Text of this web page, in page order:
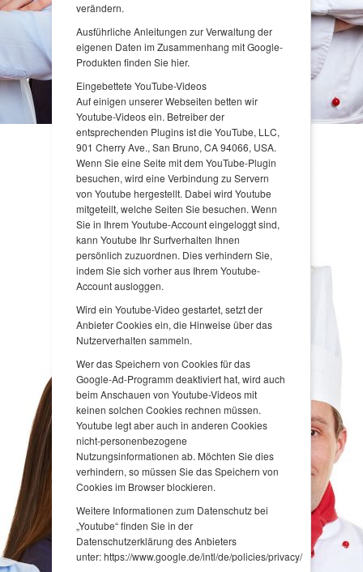
verändern.
Ausführliche Anleitungen zur Verwaltung der
eigenen Daten im Zusammenhang mit Google-
Produkten finden Sie hier.
Eingebettete YouTube-Videos
Auf einigen unserer Webseiten betten wir
Youtube-Videos ein. Betreiber der
entsprechenden Plugins ist die YouTube, LLC,
901 Cherry Ave., San Bruno, CA 94066, USA.
Wenn Sie eine Seite mit dem YouTube-Plugin
besuchen, wird eine Verbindung zu Servern
von Youtube hergestellt. Dabei wird Youtube
mitgeteilt, welche Seiten Sie besuchen. Wenn
Sie in Ihrem Youtube-Account eingeloggt sind,
kann Youtube Ihr Surfverhalten Ihnen
persönlich zuzuordnen. Dies verhindern Sie,
indem Sie sich vorher aus Ihrem Youtube-
Account ausloggen.
Wird ein Youtube-Video gestartet, setzt der
Anbieter Cookies ein, die Hinweise über das
Nutzerverhalten sammeln.
Wer das Speichern von Cookies für das
Google-Ad-Programm deaktiviert hat, wird auch
beim Anschauen von Youtube-Videos mit
keinen solchen Cookies rechnen müssen.
Youtube legt aber auch in anderen Cookies
nicht-personenbezogene
Nutzungsinformationen ab. Möchten Sie dies
verhindern, so müssen Sie das Speichern von
Cookies im Browser blockieren.
Weitere Informationen zum Datenschutz bei
„Youtube“ finden Sie in der
Datenschutzerklärung des Anbieters
unter: https://www.google.de/intl/de/policies/privacy/